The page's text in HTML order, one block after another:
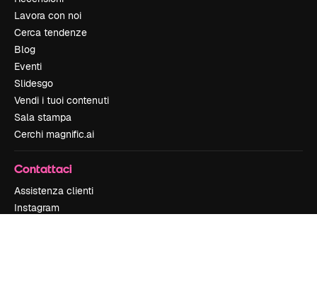
Lavora con noi
Cerca tendenze
Blog
Eventi
Slidesgo
Vendi i tuoi contenuti
Sala stampa
Cerchi magnific.ai
Contattaci
Assistenza clienti
Instagram